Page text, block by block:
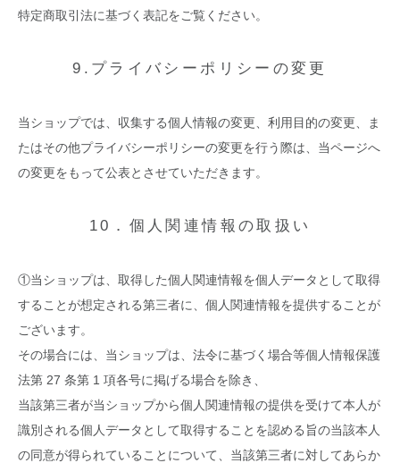
特定商取引法に基づく表記をご覧ください。
9.プライバシーポリシーの変更
当ショップでは、収集する個人情報の変更、利用目的の変更、ま
たはその他プライバシーポリシーの変更を行う際は、当ページへ
の変更をもって公表とさせていただきます。
10．個人関連情報の取扱い
①当ショップは、取得した個人関連情報を個人データとして取得
することが想定される第三者に、個人関連情報を提供することが
ございます。
その場合には、当ショップは、法令に基づく場合等個人情報保護
法第 27 条第 1 項各号に掲げる場合を除き、
当該第三者が当ショップから個人関連情報の提供を受けて本人が
識別される個人データとして取得することを認める旨の当該本人
の同意が得られていることについて、当該第三者に対してあらか